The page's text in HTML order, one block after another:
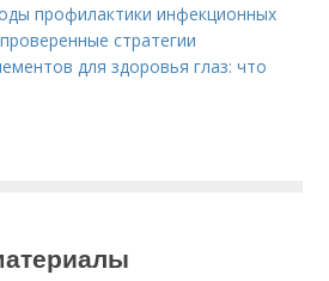
профилактики инфекционных
стратегии
для здоровья глаз: что